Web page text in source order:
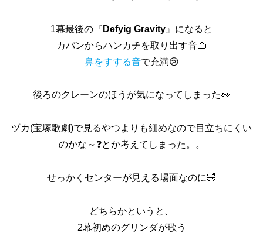
1幕最後の『 Defyig Gravity 』になると
カバンからハンカチを取り出す音👜
鼻をすする音で充満😢
後ろのクレーンのほうが気になってしまった👀
ヅカ(宝塚歌劇)で見るやつよりも細めなので目立ちにくい
のかな～❓とか考えてしまった。。
せっかくセンターが見える場面なのに🤣
どちらかというと、
2幕初めのグリンダが歌う